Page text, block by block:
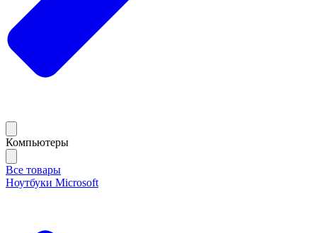
Компьютеры
Все товары
Ноутбуки Microsoft